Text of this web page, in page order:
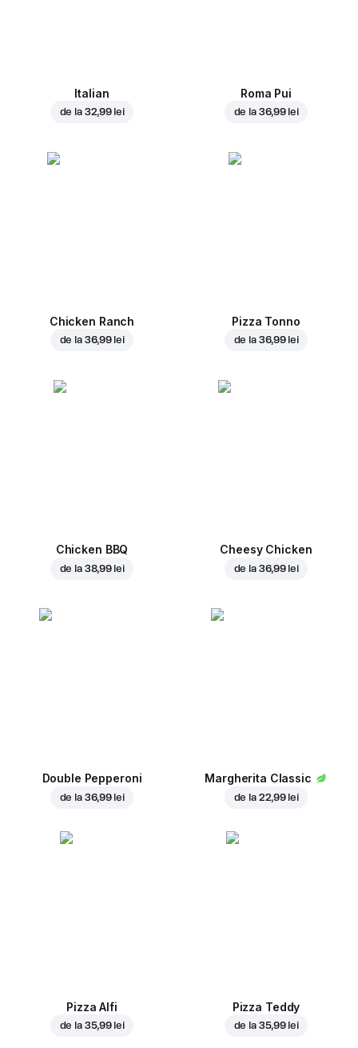
Italian
de la 32,99 lei
Roma Pui
de la 36,99 lei
Chicken Ranch
de la 36,99 lei
Pizza Tonno
de la 36,99 lei
Chicken BBQ
de la 38,99 lei
Cheesy Chicken
de la 36,99 lei
Double Pepperoni
de la 36,99 lei
Margherita Classic
de la 22,99 lei
Pizza Alfi
de la 35,99 lei
Pizza Teddy
de la 35,99 lei